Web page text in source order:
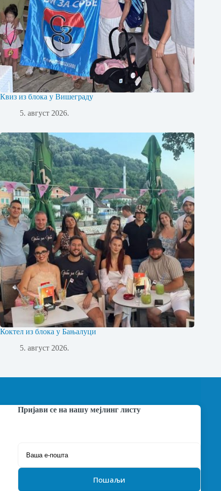
Квиз из блока у Вишеграду
5. август 2026.
Коктел из блока у Бањалуци
5. август 2026.
Пријави се на нашу мејлинг листу